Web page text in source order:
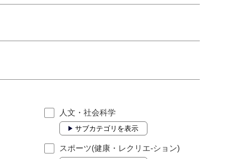
人文・社会科学
サブカテゴリを表示
スポーツ(健康・レクリエ-ション)